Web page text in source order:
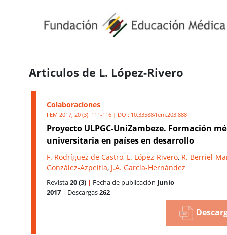
Articulos de L. López-Rivero
Colaboraciones
FEM 2017; 20 (3): 111-116 | DOI: 10.33588/fem.203.888
Proyecto ULPGC-UniZambeze. Formación
universitaria en países en desarrollo
F. Rodríguez de Castro, L. López-Rivero, R. Berriel-
González-Azpeitia, J.A. García-Hernández
Revista20 (3) | Fecha de publicación Junio
2017 | Descargas262